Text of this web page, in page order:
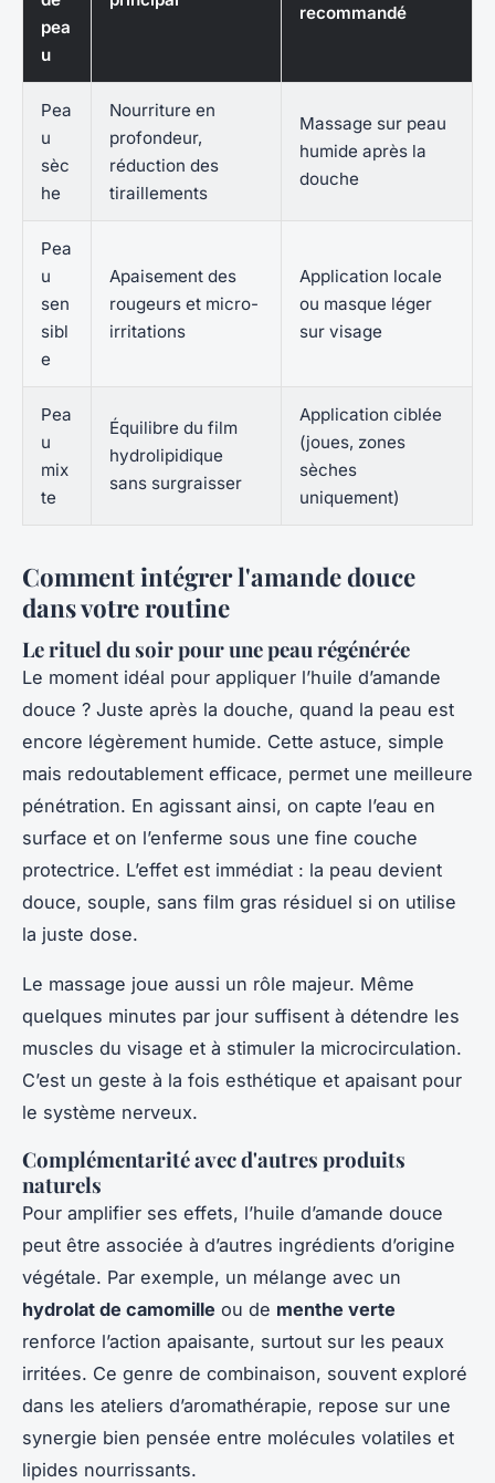
pea
u
recommandé
Pea
u
sèc
he
Nourriture en
profondeur,
réduction des
tiraillements
Massage sur peau
humide après la
douche
Pea
u
sen
sibl
e
Apaisement des
rougeurs et micro-
irritations
Application locale
ou masque léger
sur visage
Pea
u
mix
te
Équilibre du film
hydrolipidique
sans surgraisser
Application ciblée
(joues, zones
sèches
uniquement)
Comment intégrer l'amande douce
dans votre routine
Le rituel du soir pour une peau régénérée
Le moment idéal pour appliquer l’huile d’amande
douce ? Juste après la douche, quand la peau est
encore légèrement humide. Cette astuce, simple
mais redoutablement efficace, permet une meilleure
pénétration. En agissant ainsi, on capte l’eau en
surface et on l’enferme sous une fine couche
protectrice. L’effet est immédiat : la peau devient
douce, souple, sans film gras résiduel si on utilise
la juste dose.
Le massage joue aussi un rôle majeur. Même
quelques minutes par jour suffisent à détendre les
muscles du visage et à stimuler la microcirculation.
C’est un geste à la fois esthétique et apaisant pour
le système nerveux.
Complémentarité avec d'autres produits
naturels
Pour amplifier ses effets, l’huile d’amande douce
peut être associée à d’autres ingrédients d’origine
végétale. Par exemple, un mélange avec un
hydrolat de camomille ou de menthe verte
renforce l’action apaisante, surtout sur les peaux
irritées. Ce genre de combinaison, souvent exploré
dans les ateliers d’aromathérapie, repose sur une
synergie bien pensée entre molécules volatiles et
lipides nourrissants.